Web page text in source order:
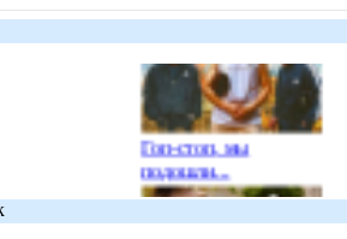
Гоп-стоп, мы
подошли...